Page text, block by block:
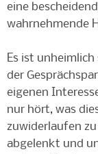
eine
wahrnehmende
Es ist
der
eigenen
nur hört, was
zuwiderlaufen
abgelenkt und